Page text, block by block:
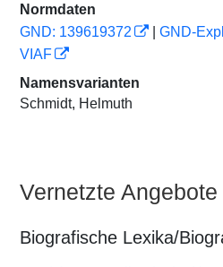
Normdaten
GND: 139619372
GND-
VIAF
Namensvarianten
Schmidt, Helmuth
Vernetzte Angebote
Biografische Lexika/